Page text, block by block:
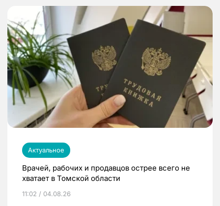
Актуальное
Врачей, рабочих и продавцов острее всего не
хватает в Томской области
11:02 / 04.08.26